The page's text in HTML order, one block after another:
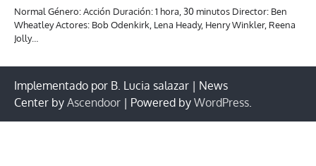
Normal Género: Acción Duración: 1 hora, 30 minutos Director: Ben
Wheatley Actores: Bob Odenkirk, Lena Heady, Henry Winkler, Reena
Jolly…
Implementado por B. Lucia salazar | News
Center by Ascendoor | Powered by WordPress.